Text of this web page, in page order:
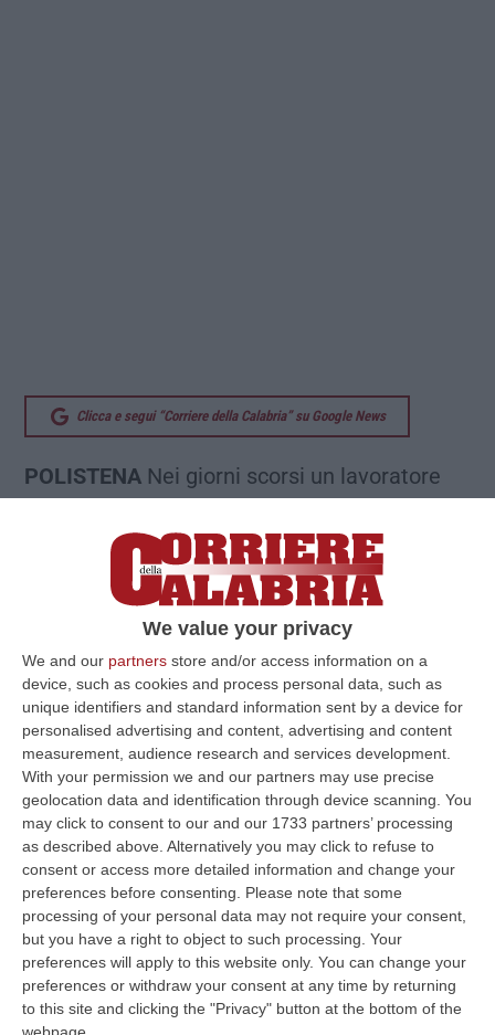
We value your privacy
We and our partners store and/or access information on a
device, such as cookies and process personal data, such as
unique identifiers and standard information sent by a device for
personalised advertising and content, advertising and content
measurement, audience research and services development.
With your permission we and our partners may use precise
geolocation data and identification through device scanning. You
may click to consent to our and our 1733 partners’ processing
as described above. Alternatively you may click to refuse to
consent or access more detailed information and change your
preferences before consenting.
Please note that some
processing of your personal data may not require your consent,
but you have a right to object to such processing. Your
preferences will apply to this website only. You can change your
preferences or withdraw your consent at any time by returning
to this site and clicking the "Privacy" button at the bottom of the
webpage.
Clicca e segui “Corriere della Calabria” su Google News
POLISTENA Nei giorni scorsi un lavoratore
stato aggredito e malmenato. Appostato e
poi seguito in macchina all’uscita del
cantiere edile durante la pausa pranzo, il
lavoratore è stato più volte colpito con pugni
e calci. In una nota, il comune condanna
quanto successo. «L’accaduto ha una chiara
matrice “politica” poiché l’aggressore,
secondo quanto denunciato dal lavoratore,
sarebbe uno stretto congiunto di un
consigliere comunale di minoranza che non
ha trattenuto la sua violenza fisica
lasciandosi poi andare ad accuse e minacce
di morte indirizzate, oltre che al lavoratore,
nei confronti del Sindaco di Polistena.
Riteniamo che tale aggressione sia un fatto